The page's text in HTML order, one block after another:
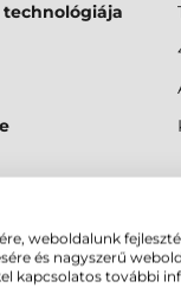
weboldalunk
és nagyszerű
kapcsolatos további